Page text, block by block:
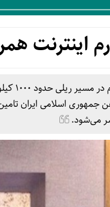
با
اسلامی ایران
می‌شود.